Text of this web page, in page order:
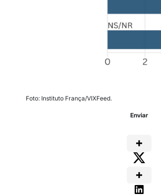
Foto: Instituto França/VIXFeed.
Enviar